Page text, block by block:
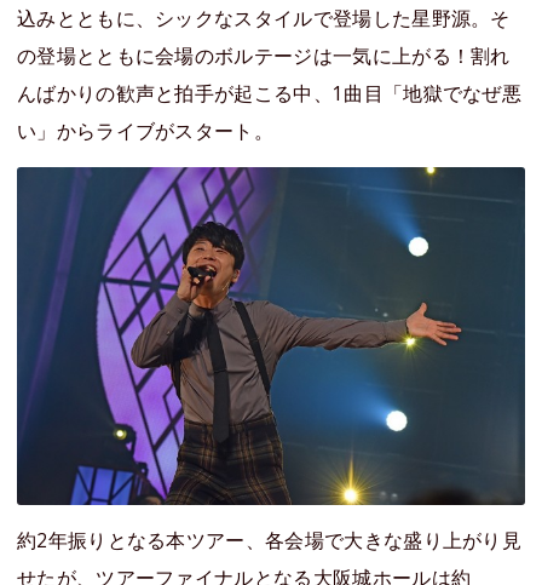
込みとともに、シックなスタイルで登場した星野源。そ
の登場とともに会場のボルテージは一気に上がる！割れ
んばかりの歓声と拍手が起こる中、1曲目「地獄でなぜ悪
い」からライブがスタート。
約2年振りとなる本ツアー、各会場で大きな盛り上がり見
せたが、ツアーファイナルとなる大阪城ホールは約